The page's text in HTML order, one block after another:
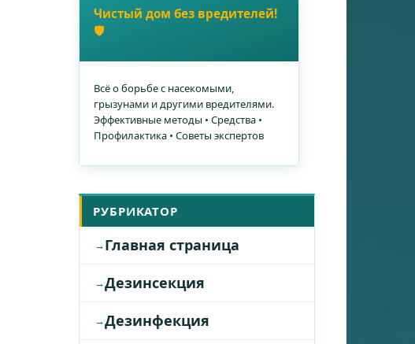
Чистый дом без вредителей!
🛡️
Всё о борьбе с насекомыми,
грызунами и другими вредителями.
Эффективные методы • Средства •
Профилактика • Советы экспертов
РУБРИКАТОР
Главная страница
Дезинсекция
Дезинфекция